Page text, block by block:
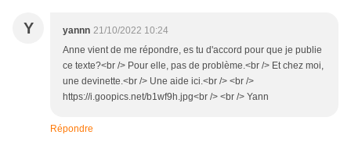
Y yannn 21/10/2022 10:24
Anne vient de me répondre, es tu d'accord pour que je publie
ce texte?<br /> Pour elle, pas de problème.<br /> Et chez moi,
une devinette.<br /> Une aide ici.<br /> <br />
https://i.goopics.net/b1wf9h.jpg<br /> <br /> Yann
Répondre